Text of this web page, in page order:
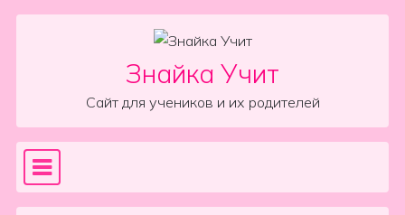
Знайка Учит
Сайт для учеников и их родителей
Main Navigation